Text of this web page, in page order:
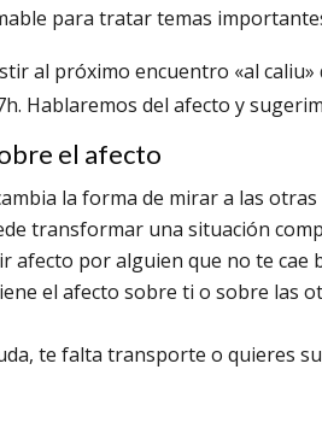
para tratar temas
al próximo encuentro «al caliu»
Hablaremos del afecto y
el afecto
la forma de mirar a las
transformar una situación
afecto por alguien que no te cae
el afecto sobre ti o sobre las
te falta transporte o quieres